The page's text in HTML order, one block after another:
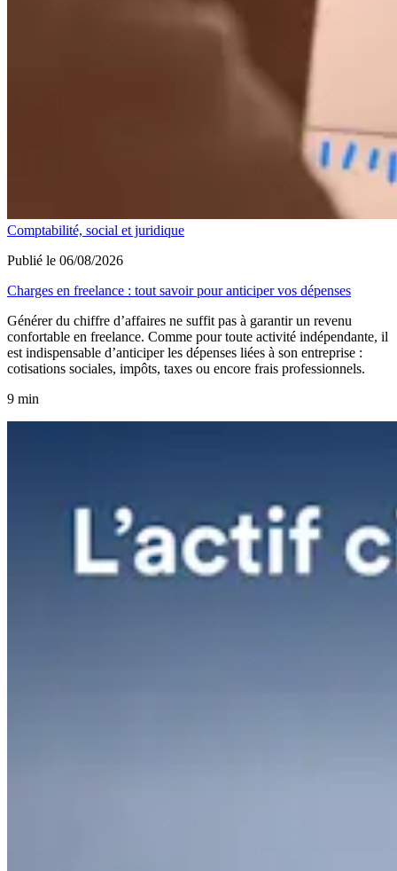
Comptabilité, social et juridique
Publié le 06/08/2026
Charges en freelance : tout savoir pour anticiper vos dépenses
Générer du chiffre d’affaires ne suffit pas à garantir un revenu
confortable en freelance. Comme pour toute activité indépendante, il
est indispensable d’anticiper les dépenses liées à son entreprise :
cotisations sociales, impôts, taxes ou encore frais professionnels.
9 min